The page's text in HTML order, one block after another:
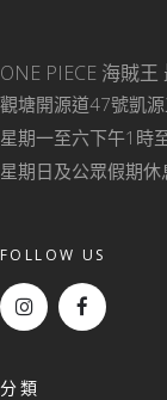
ONE PIECE 海賊王
觀塘開源道47號凱
星期一至六下午1時
星期日及公眾假期休
FOLLOW US
分類